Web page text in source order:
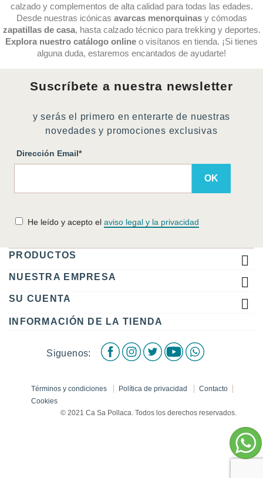
calzado y complementos de alta calidad para todas las edades.
Desde nuestras icónicas avarcas menorquinasy cómodas
zapatillas de casa, hasta calzado técnico para trekking y deportes.
Explora nuestro catálogo online o visítanos en tienda. ¡Si tienes
alguna duda, estaremos encantados de ayudarte!
Suscríbete a nuestra newsletter
y serás el primero en enterarte de nuestras
novedades y promociones exclusivas
Dirección Email*
He leído y acepto el aviso legal y la privacidad
PRODUCTOS 
NUESTRA EMPRESA 
SU CUENTA 
INFORMACIÓN DE LA TIENDA
Siguenos: FacebookInstagram
TwitterYoutubeWhatsApp
Términos y condiciones Política de privacidad
Contacto
Cookies
© 2021 Ca Sa Pollaca. Todos los derechos reservados.